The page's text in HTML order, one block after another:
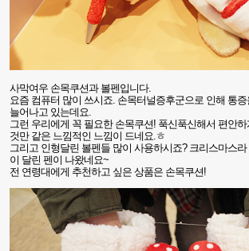
사막여우 손목쿠션과 볼펜입니다.
요즘 컴퓨터 많이 쓰시죠 손목터널증후군으로 인해 통
늘어나고 있는데요
그런 우리에게 꼭 필요한 손목쿠션! 푹신푹신해서 편안
것만 같은 느낌적인 느낌이 드네요 ㅎ
그리고 인형달린 볼펜들 많이 사용하시죠? 크리스마스
이 달린 펜이 나왔네요~
전 연령대에게 추천하고 싶은 상품은 손목쿠션!